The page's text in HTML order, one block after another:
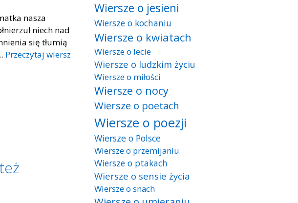
nasza
niech nad
się tłumią
Przeczytaj wiersz
Wiersze o jesieni
Wiersze o kochaniu
Wiersze o kwiatach
Wiersze o lecie
Wiersze o ludzkim życiu
Wiersze o miłości
Wiersze o nocy
Wiersze o poetach
Wiersze o poezji
Wiersze o Polsce
Wiersze o przemijaniu
Wiersze o ptakach
Wiersze o sensie życia
Wiersze o snach